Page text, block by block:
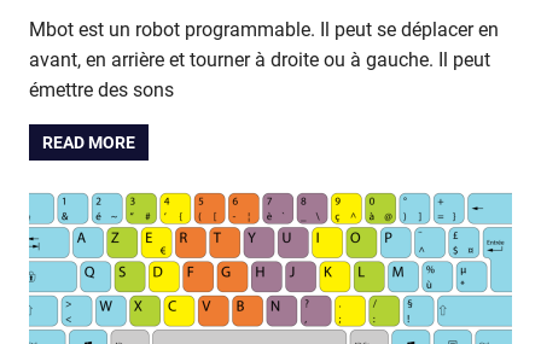
Mbot est un robot programmable. Il peut se déplacer en
avant, en arrière et tourner à droite ou à gauche. Il peut
émettre des sons
READ MORE